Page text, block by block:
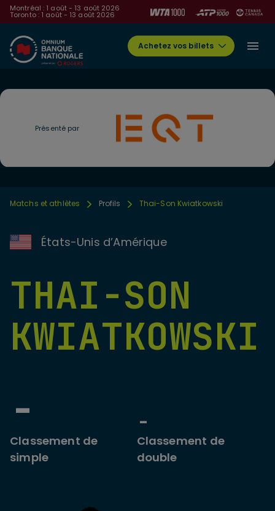
Montréal : 1 août - 13 août 2026
Toronto : 1 août - 13 août 2026
Achetez vos billets
Présenté par
Matchs et athlètes Profils Thai-Son Kwiatkowski
États-Unis d’Amérique
THAI-SON
KWIATKOWSKI
-
Classement de
simple
-
Classement de
double